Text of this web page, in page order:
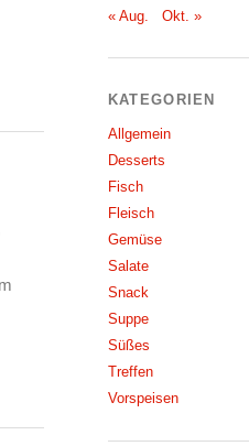
« Aug.
Okt. »
KATEGORIEN
Allgemein
Desserts
Fisch
Fleisch
Gemüse
Salate
Snack
Suppe
Süßes
Treffen
Vorspeisen